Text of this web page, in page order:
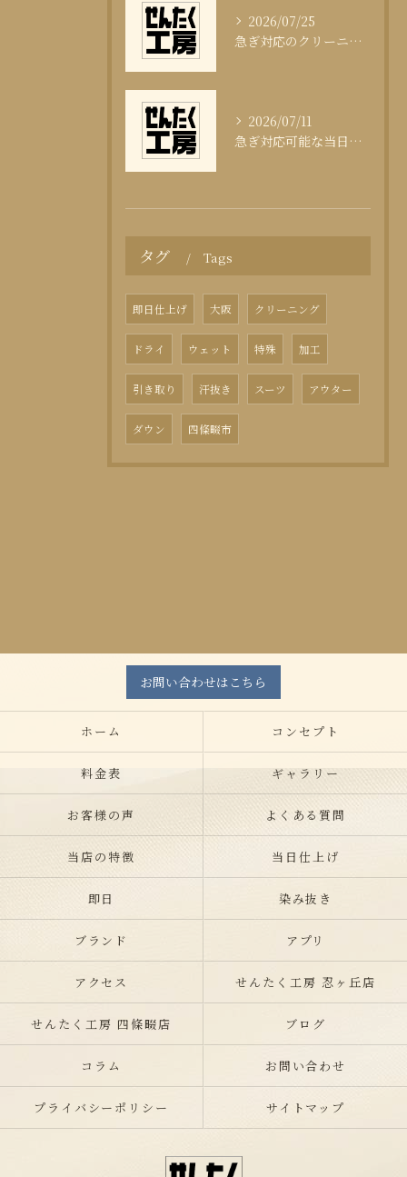
2026/07/25
急ぎ対応のクリーニング即日サービスの秘訣
2026/07/11
急ぎ対応可能な当日クリーニングの実態
タグ Tags
即日仕上げ 大阪 クリーニング
ドライ ウェット 特殊 加工
引き取り 汗抜き スーツ アウター
ダウン 四條畷市
お問い合わせはこちら
ホーム コンセプト
料金表 ギャラリー
お客様の声 よくある質問
当店の特徴 当日仕上げ
即日 染み抜き
ブランド アプリ
アクセス せんたく工房 忍ヶ丘店
せんたく工房 四條畷店 ブログ
コラム お問い合わせ
プライバシーポリシー サイトマップ